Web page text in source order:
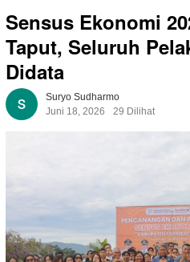
Sensus Ekonomi
Taput, Seluruh
Didata
Suryo Sudharmo
Juni 18, 2026
29 Dilihat